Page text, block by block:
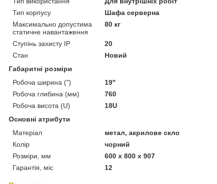
Тип корпусу
Шафа серверна
Максимально допустима
статичне навантаження
80 кг
Ступінь захисту IP
20
Стан
Новий
Габаритні розміри
Робоча ширина (")
19"
Робоча глибина (мм)
760
Робоча висота (U)
18U
Основні атрибути
Матеріал
метал, акрилове скло
Колір
чорний
Розміри, мм
600 х 800 х 907
Гарантія, міс
12